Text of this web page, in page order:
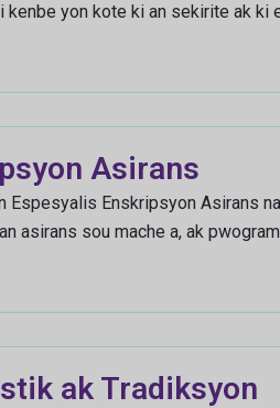
kenbe yon kote ki an sekirite ak ki
Asirans
Espesyalis Enskripsyon Asirans
asirans sou mache a, ak
ak Tradiksyon